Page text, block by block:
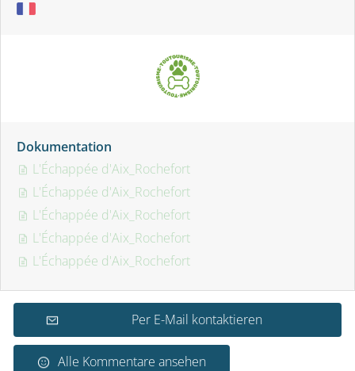
Dokumentation
L'Échappée d'Aix_Rochefort
L'Échappée d'Aix_Rochefort
L'Échappée d'Aix_Rochefort
L'Échappée d'Aix_Rochefort
L'Échappée d'Aix_Rochefort
Per E-Mail kontaktieren
Alle Kommentare ansehen